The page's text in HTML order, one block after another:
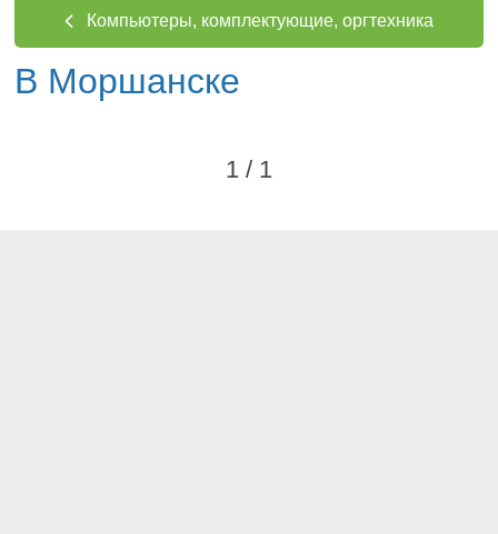
Компьютеры, комплектующие, оргтехника
В Моршанске
1 / 1